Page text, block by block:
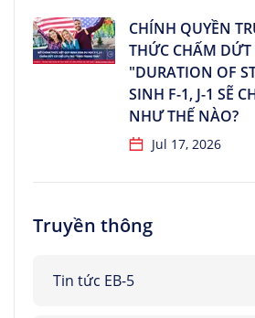
CHÍNH QUYỀN
THỨC CHẤM DỨT
"DURATION OF
SINH F-1, J-1 SẼ
NHƯ THẾ NÀO?
Jul 17, 2026
Truyền thông
Tin tức EB-5